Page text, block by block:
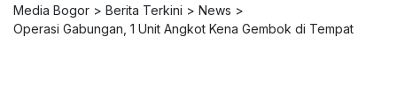
Media Bogor > Berita Terkini > News >
Operasi Gabungan, 1 Unit Angkot Kena Gembok di Tempat